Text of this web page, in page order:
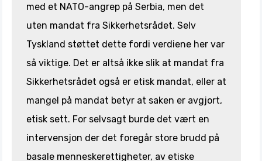
med et NATO-angrep på Serbia, men det
uten mandat fra Sikkerhetsrådet. Selv
Tyskland støttet dette fordi verdiene her var
så viktige. Det er altså ikke slik at mandat fra
Sikkerhetsrådet også er etisk mandat, eller at
mangel på mandat betyr at saken er avgjort,
etisk sett. For selvsagt burde det vært en
intervensjon der det foregår store brudd på
basale menneskerettigheter, av etiske